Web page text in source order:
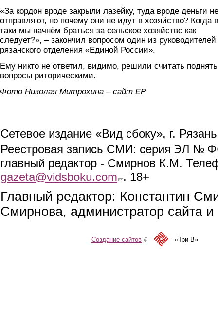
«За кордон вроде закрыли лазейку, туда вроде деньги не
отправляют, но почему они не идут в хозяйство? Когда
таки мы начнём браться за сельское хозяйство как
следует?», – закончил вопросом один из руководителей
рязанского отделения «Единой России».
Ему никто не ответил, видимо, решили считать
вопросы риторическими.
Фото Николая Митрохина – сайт ЕР
Сетевое издание «Вид сбоку», г.
Реестровая запись СМИ: серия ЭЛ №
главный редактор - Смирнов К.М.
gazeta@vidsboku.com (link sends e-mail)
. 18+
Главный редактор: Константин
Смирнова, администратор сайта
Создание сайтов(link is external)«Три-В»